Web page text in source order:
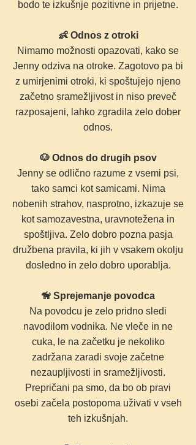
bodo te izkušnje pozitivne in prijetne.
👶 Odnos z otroki
Nimamo možnosti opazovati, kako se
Jenny odziva na otroke. Zagotovo pa bi
z umirjenimi otroki, ki spoštujejo njeno
začetno sramežljivost in niso preveč
razposajeni, lahko zgradila zelo dober
odnos.
🐶 Odnos do drugih psov
Jenny se odlično razume z vsemi psi,
tako samci kot samicami. Nima
nobenih strahov, nasprotno, izkazuje se
kot samozavestna, uravnotežena in
spoštljiva. Zelo dobro pozna pasja
družbena pravila, ki jih v vsakem okolju
dosledno in zelo dobro uporablja.
🦮 Sprejemanje povodca
Na povodcu je zelo pridno sledi
navodilom vodnika. Ne vleče in ne
cuka, le na začetku je nekoliko
zadržana zaradi svoje začetne
nezaupljivosti in sramežljivosti.
Prepričani pa smo, da bo ob pravi
osebi začela postopoma uživati v vseh
teh izkušnjah.